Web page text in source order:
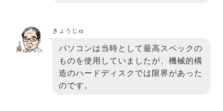
きょうじゅ
パソコンは当時として最高スペックの
ものを使用していましたが、機械的構
造のハードディスクでは限界があった
のです。